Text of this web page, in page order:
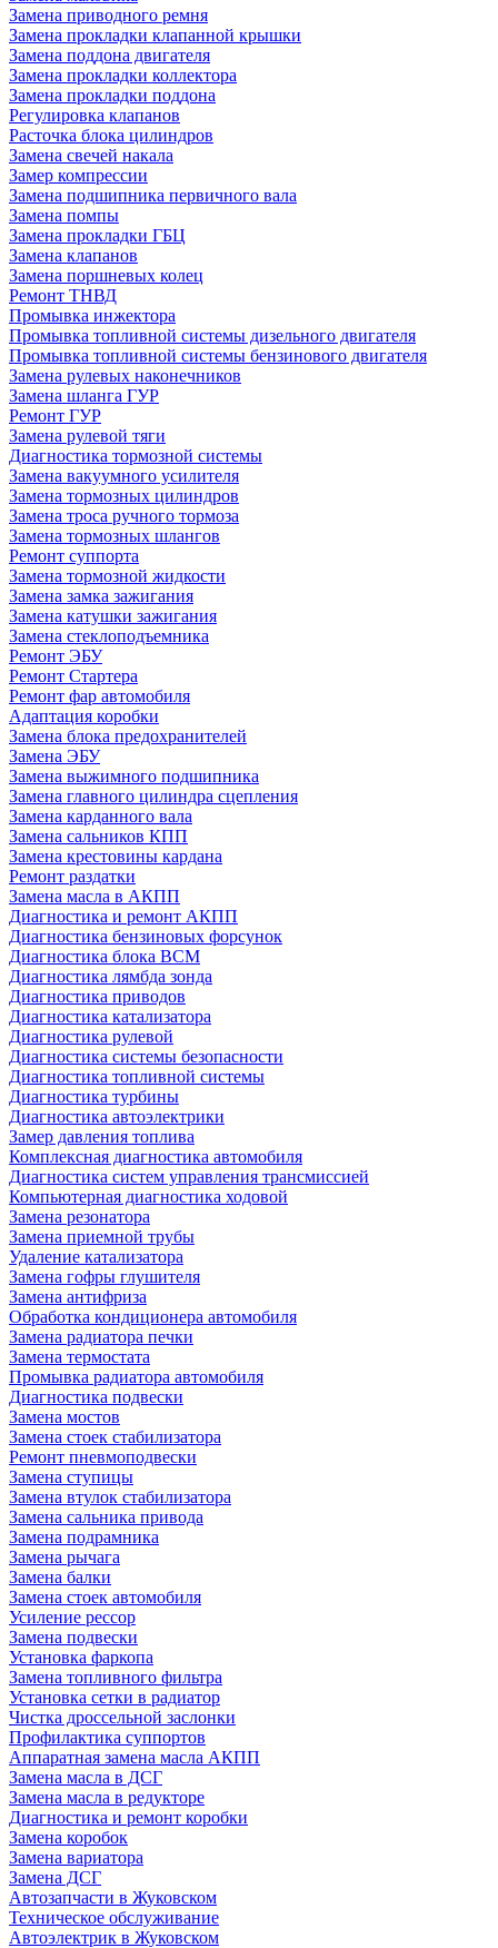
Замена приводного ремня
Замена прокладки клапанной крышки
Замена поддона двигателя
Замена прокладки коллектора
Замена прокладки поддона
Регулировка клапанов
Расточка блока цилиндров
Замена свечей накала
Замер компрессии
Замена подшипника первичного вала
Замена помпы
Замена прокладки ГБЦ
Замена клапанов
Замена поршневых колец
Ремонт ТНВД
Промывка инжектора
Промывка топливной системы дизельного двигателя
Промывка топливной системы бензинового двигателя
Замена рулевых наконечников
Замена шланга ГУР
Ремонт ГУР
Замена рулевой тяги
Диагностика тормозной системы
Замена вакуумного усилителя
Замена тормозных цилиндров
Замена троса ручного тормоза
Замена тормозных шлангов
Ремонт суппорта
Замена тормозной жидкости
Замена замка зажигания
Замена катушки зажигания
Замена стеклоподъемника
Ремонт ЭБУ
Ремонт Стартера
Ремонт фар автомобиля
Адаптация коробки
Замена блока предохранителей
Замена ЭБУ
Замена выжимного подшипника
Замена главного цилиндра сцепления
Замена карданного вала
Замена сальников КПП
Замена крестовины кардана
Ремонт раздатки
Замена масла в АКПП
Диагностика и ремонт АКПП
Диагностика бензиновых форсунок
Диагностика блока BCM
Диагностика лямбда зонда
Диагностика приводов
Диагностика катализатора
Диагностика рулевой
Диагностика системы безопасности
Диагностика топливной системы
Диагностика турбины
Диагностика автоэлектрики
Замер давления топлива
Комплексная диагностика автомобиля
Диагностика систем управления трансмиссией
Компьютерная диагностика ходовой
Замена резонатора
Замена приемной трубы
Удаление катализатора
Замена гофры глушителя
Замена антифриза
Обработка кондиционера автомобиля
Замена радиатора печки
Замена термостата
Промывка радиатора автомобиля
Диагностика подвески
Замена мостов
Замена стоек стабилизатора
Ремонт пневмоподвески
Замена ступицы
Замена втулок стабилизатора
Замена сальника привода
Замена подрамника
Замена рычага
Замена балки
Замена стоек автомобиля
Усиление рессор
Замена подвески
Установка фаркопа
Замена топливного фильтра
Установка сетки в радиатор
Чистка дроссельной заслонки
Профилактика суппортов
Аппаратная замена масла АКПП
Замена масла в ДСГ
Замена масла в редукторе
Диагностика и ремонт коробки
Замена коробок
Замена вариатора
Замена ДСГ
Автозапчасти в Жуковском
Техническое обслуживание
Автоэлектрик в Жуковском